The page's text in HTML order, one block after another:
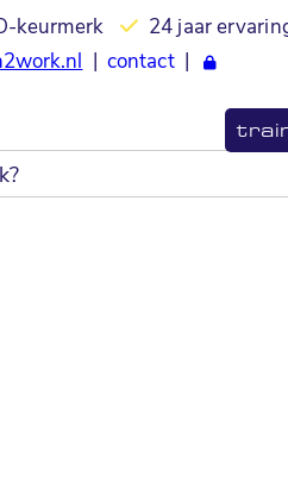
keurmerk 24 jaar
contact